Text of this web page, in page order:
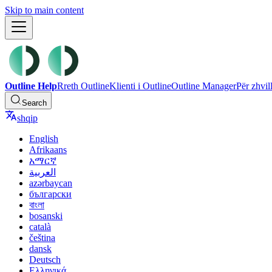
Skip to main content
Outline HelpRreth OutlineKlienti i OutlineOutline ManagerPër
Search
shqip
English
Afrikaans
አማርኛ
العربية
azərbaycan
български
বাংলা
bosanski
català
čeština
dansk
Deutsch